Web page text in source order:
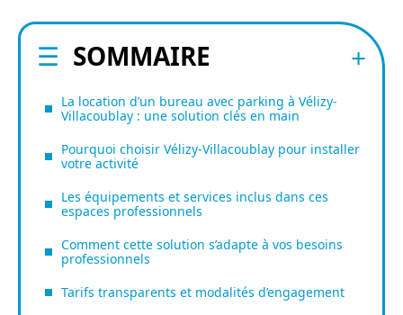
SOMMAIRE
La location d’un bureau avec parking à Vélizy-
Villacoublay : une solution clés en main
Pourquoi choisir Vélizy-Villacoublay pour installer
votre activité
Les équipements et services inclus dans ces
espaces professionnels
Comment cette solution s’adapte à vos besoins
professionnels
Tarifs transparents et modalités d’engagement